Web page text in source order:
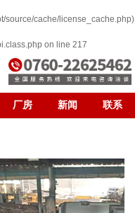
source/cache/
on line 217
厂房 新闻 联系